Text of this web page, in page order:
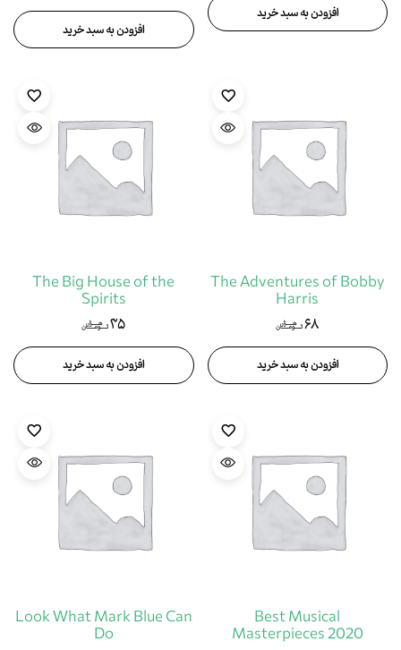
افزودن به سبد خرید
افزودن به سبد خرید
The Adventures of Bobby
Harris
۶۸ هزار
تومان
افزودن به سبد خرید
The Big House of the
Spirits
۳۵ هزار
تومان
افزودن به سبد خرید
Best Musical
Masterpieces 2020
Look What Mark Blue Can
Do